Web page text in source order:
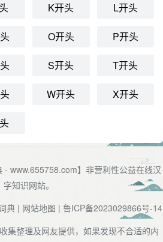
K开头 L开头
O开头 P开头
S开头 T开头
W开头 X开头
- www.655758.com】非营利性公益在线汉
字知识网站。
典| 网站地图 | 鲁ICP备2023029866号-14
集整理及网友提供，如果发现不合适的内